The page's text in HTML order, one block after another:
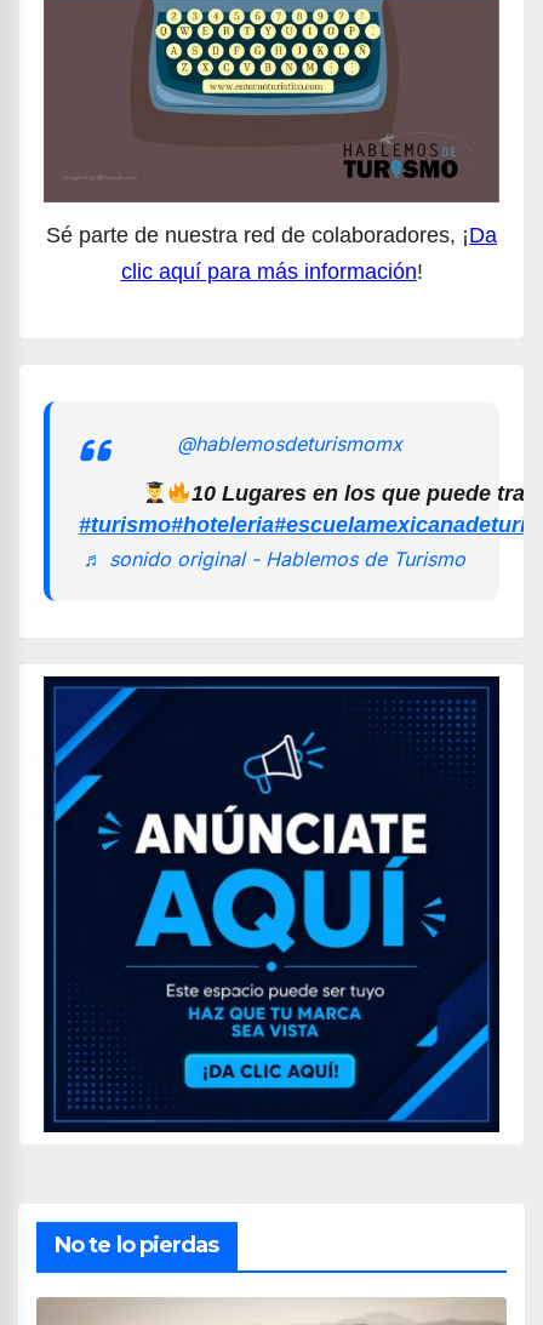
Sé parte de nuestra red de colaboradores, ¡Da
clic aquí para más información!
@hablemosdeturismomx
10 Lugares en los que puede
#turismo#hoteleria
♬ sonido original - Hablemos de Turismo
No te lo pierdas